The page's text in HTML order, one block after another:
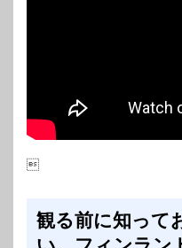

観る前に知って